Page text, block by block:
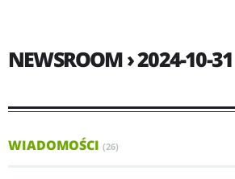
NEWSROOM › 2024-10-31
WIADOMOŚCI (26)